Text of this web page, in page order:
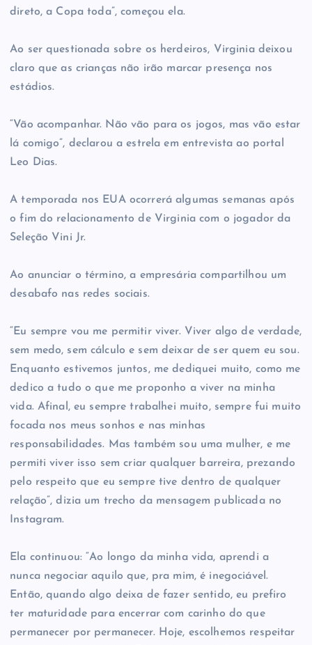
direto, a Copa toda”, começou ela.
Ao ser questionada sobre os herdeiros, Virginia deixou
claro que as crianças não irão marcar presença nos
estádios.
“Vão acompanhar. Não vão para os jogos, mas vão estar
lá comigo”, declarou a estrela em entrevista ao portal
Leo Dias.
A temporada nos EUA ocorrerá algumas semanas após
o fim do relacionamento de Virginia com o jogador da
Seleção Vini Jr.
Ao anunciar o término, a empresária compartilhou um
desabafo nas redes sociais.
“Eu sempre vou me permitir viver. Viver algo de verdade,
sem medo, sem cálculo e sem deixar de ser quem eu sou.
Enquanto estivemos juntos, me dediquei muito, como me
dedico a tudo o que me proponho a viver na minha
vida. Afinal, eu sempre trabalhei muito, sempre fui muito
focada nos meus sonhos e nas minhas
responsabilidades. Mas também sou uma mulher, e me
permiti viver isso sem criar qualquer barreira, prezando
pelo respeito que eu sempre tive dentro de qualquer
relação”, dizia um trecho da mensagem publicada no
Instagram.
Ela continuou: “Ao longo da minha vida, aprendi a
nunca negociar aquilo que, pra mim, é inegociável.
Então, quando algo deixa de fazer sentido, eu prefiro
ter maturidade para encerrar com carinho do que
permanecer por permanecer. Hoje, escolhemos respeitar